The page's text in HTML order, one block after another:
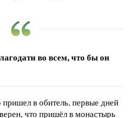
во всем, что бы он
в обитель, первые дней
что пришёл в монастырь